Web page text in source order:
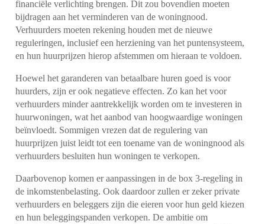
financiële verlichting brengen. Dit zou bovendien moeten
bijdragen aan het verminderen van de woningnood.
Verhuurders moeten rekening houden met de nieuwe
reguleringen, inclusief een herziening van het puntensysteem,
en hun huurprijzen hierop afstemmen om hieraan te voldoen.
Hoewel het garanderen van betaalbare huren goed is voor
huurders, zijn er ook negatieve effecten. Zo kan het voor
verhuurders minder aantrekkelijk worden om te investeren in
huurwoningen, wat het aanbod van hoogwaardige woningen
beïnvloedt. Sommigen vrezen dat de regulering van
huurprijzen juist leidt tot een toename van de woningnood als
verhuurders besluiten hun woningen te verkopen.
Daarbovenop komen er aanpassingen in de box 3-regeling in
de inkomstenbelasting. Ook daardoor zullen er zeker private
verhuurders en beleggers zijn die eieren voor hun geld kiezen
en hun beleggingspanden verkopen. De ambitie om